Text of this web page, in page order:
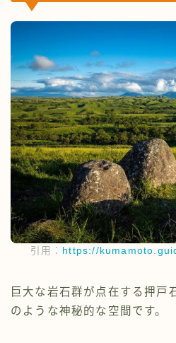
引用： https://
巨大な岩石群が点在する押戸
のような神秘的な空間です。